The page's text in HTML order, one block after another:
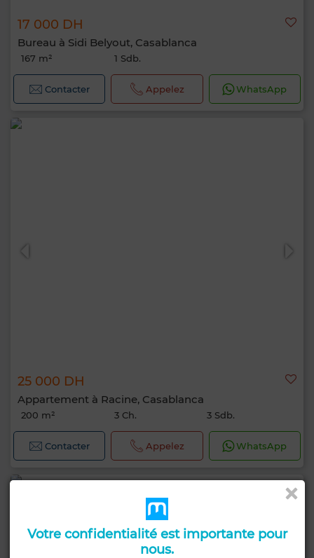
17 000 DH
Bureau à Sidi Belyout, Casablanca
167 m² 1 Sdb.
Contacter Appelez WhatsApp
25 000 DH
Appartement à Racine, Casablanca
200 m² 3 Ch. 3 Sdb.
Contacter Appelez WhatsApp
Votre confidentialité est importante pour
nous.